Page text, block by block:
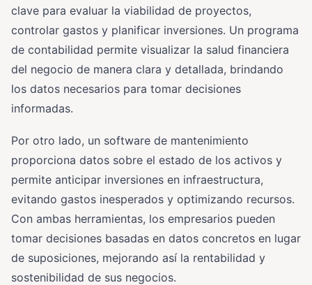
clave para evaluar la viabilidad de proyectos,
controlar gastos y planificar inversiones. Un programa
de contabilidad permite visualizar la salud financiera
del negocio de manera clara y detallada, brindando
los datos necesarios para tomar decisiones
informadas.
Por otro lado, un software de mantenimiento
proporciona datos sobre el estado de los activos y
permite anticipar inversiones en infraestructura,
evitando gastos inesperados y optimizando recursos.
Con ambas herramientas, los empresarios pueden
tomar decisiones basadas en datos concretos en lugar
de suposiciones, mejorando así la rentabilidad y
sostenibilidad de sus negocios.